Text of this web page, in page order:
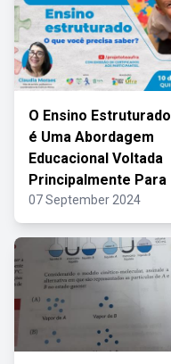
O Ensino Estruturado
é Uma Abordagem
Educacional Voltada
Principalmente Para
07 September 2024